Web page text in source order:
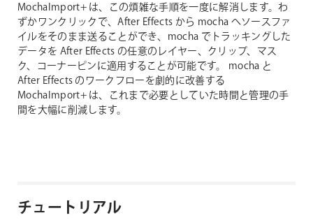
MochaImport+ は、この煩雑な手順を一度に解消します。わ
ずかワンクリックで、After Effects から mocha へソースファ
イルをそのまま送ることができ、mocha でトラッキングした
データを After Effects の任意のレイヤー、クリップ、マス
ク、コーナーピンに適用することが可能です。 mocha と
After Effects のワークフローを劇的に改善する
MochaImport+ は、これまで必要としていた時間と管理の手
間を大幅に削減します。
チュートリアル